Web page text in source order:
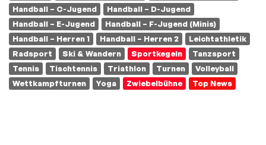
Handball – C-Jugend
Handball – D-Jugend
Handball – E-Jugend
Handball – F-Jugend (Minis)
Handball – Herren 1
Handball – Herren 2
Leichtathletik
Radsport
Ski & Wandern Sportkegeln
Tanzsport
Tennis
Tischtennis Triathlon Turnen
Volleyball
Wettkampfturnen
Yoga Zwiebelbühne Top News